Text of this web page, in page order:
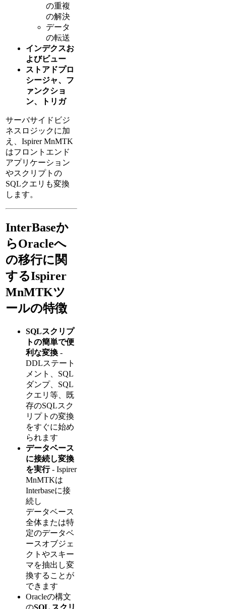
の重複
の解決
データ
の転送
インデクスお
よびビュー
ストアドプロ
シージャ、フ
ァンクショ
ン、トリガ
サーバサイドビジ
ネスロジックに加
え、Ispirer MnMTK
はフロントエンド
アプリケーション
やスクリプトの
SQLクエリも変換
します。
InterBaseか
らOracleへ
の移行に関
するIspirer
MnMTKツ
ールの特徴
SQLスクリプ
トの簡単で便
利な変換 -
DDLステート
メント、SQL
ダンプ、SQL
クエリ等、既
存のSQLスク
リプトの変換
をすぐに始め
られます
データベース
に接続し変換
を実行- Ispirer
MnMTKは
Interbaseに接
続し
データベース
全体または特
定のデータベ
ースオブジェ
クトやスキー
マを抽出し変
換することが
できます
Oracleの構文
のSQL スクリ